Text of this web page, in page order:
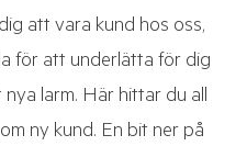
att vara kund hos oss,
för att underlätta för dig
larm. Här hittar du all
ny kund. En bit ner på